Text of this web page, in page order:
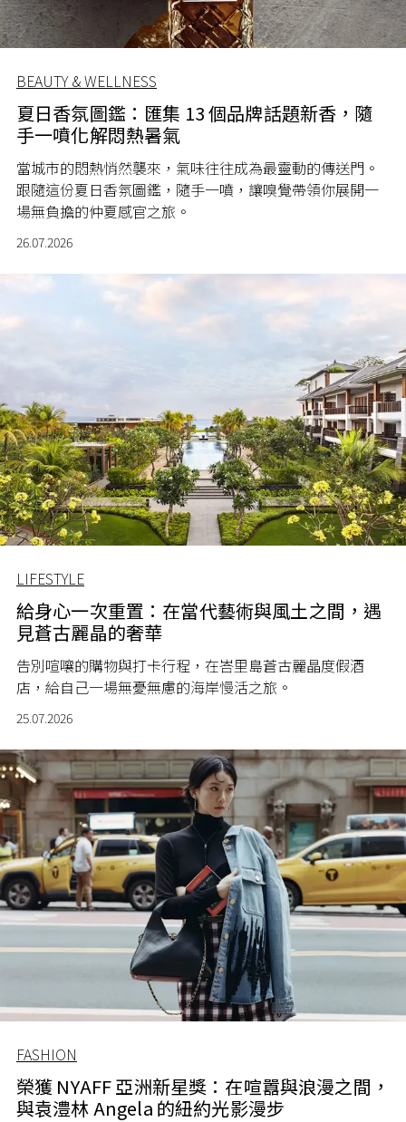
BEAUTY & WELLNESS
夏日香氛圖鑑：匯集 13 個品牌話題新香，隨
手一噴化解悶熱暑氣
當城市的悶熱悄然襲來，氣味往往成為最靈動的傳送門。
跟隨這份夏日香氛圖鑑，隨手一噴，讓嗅覺帶領你展開一
場無負擔的仲夏感官之旅。
26.07.2026
LIFESTYLE
給身心一次重置：在當代藝術與風土之間，遇
見蒼古麗晶的奢華
告別喧嚷的購物與打卡行程，在峇里島蒼古麗晶度假酒
店，給自己一場無憂無慮的海岸慢活之旅。
25.07.2026
FASHION
榮獲 NYAFF 亞洲新星獎：在喧囂與浪漫之間，
與袁澧林 Angela 的紐約光影漫步